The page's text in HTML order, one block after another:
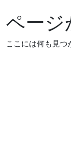
ページ
ここには何も見つ